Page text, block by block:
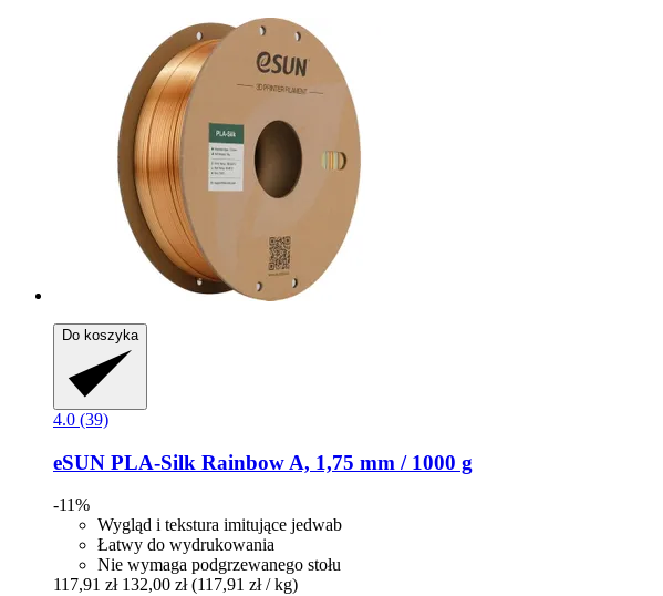
Do koszyka
4.0 (39)
eSUN PLA-​Silk Rainbow A, 1,75 mm / 1000 g
-11%
Wygląd i tekstura imitujące jedwab
Łatwy do wydrukowania
Nie wymaga podgrzewanego stołu
117,91 zł 132,00 zł (117,91 zł / kg)